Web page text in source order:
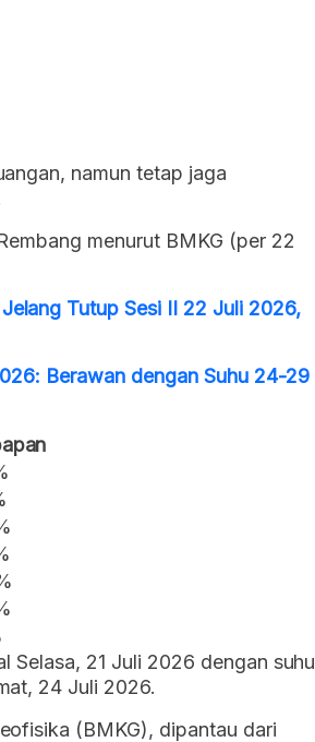
namun tetap jaga
menurut BMKG (per 22
Tutup Sesi II 22 Juli 2026,
Berawan dengan Suhu 24-29
Selasa, 21 Juli 2026 dengan suhu
24 Juli 2026.
(BMKG), dipantau dari